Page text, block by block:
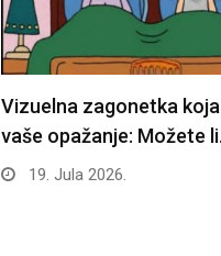
Vizuelna zagonetka
vaše opažanje: Možete
19. Jula 2026.